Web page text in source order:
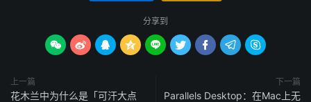
分享到
        
上一篇
花木兰中为什么是「可汗大点
下一篇
Parallels Desktop：在Mac上无